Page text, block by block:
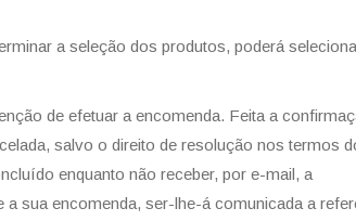
a seleção dos produtos, poderá
de efetuar a encomenda. Feita a
salvo o direito de resolução nos termos
enquanto não receber, por e-mail, a
a sua encomenda, ser-lhe-á comunicada a